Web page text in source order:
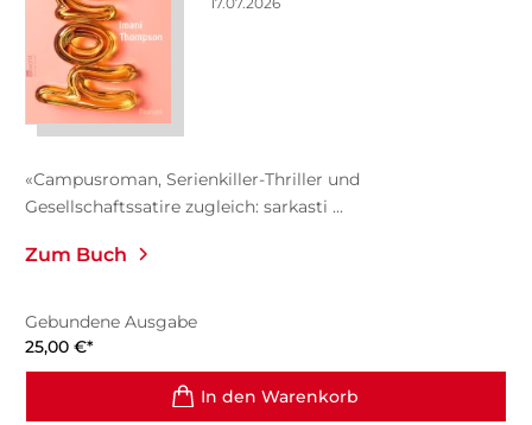
«Campusroman, Serienkiller-Thriller und
Gesellschaftssatire zugleich: sarkasti ...
Zum Buch
Gebundene Ausgabe
25,00 €*
In den Warenkorb